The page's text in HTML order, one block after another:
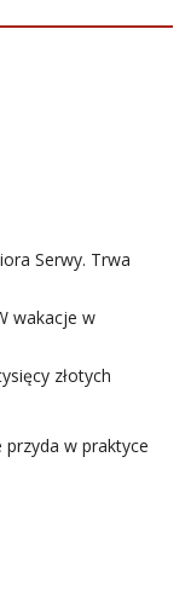
Serwy. Trwa
wakacje w
złotych
w praktyce